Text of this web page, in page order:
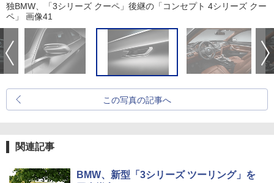
独BMW、「3シリーズ クーペ」後継の「コンセプト 4シリーズ クー
ペ」 画像41
この写真の記事へ
関連記事
BMW、新型「3シリーズ ツーリング」を